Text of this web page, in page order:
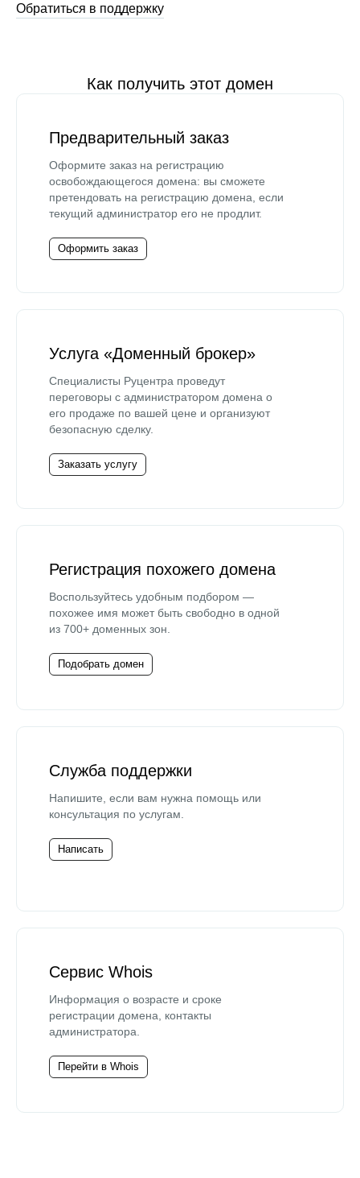
Обратиться в поддержку
Как получить этот домен
Предварительный заказ
Оформите заказ на регистрацию
освобождающегося домена: вы сможете
претендовать на регистрацию домена, если
текущий администратор его не продлит.
Оформить заказ
Услуга «Доменный брокер»
Специалисты Руцентра проведут
переговоры с администратором домена о
его продаже по вашей цене и организуют
безопасную сделку.
Заказать услугу
Регистрация похожего домена
Воспользуйтесь удобным подбором —
похожее имя может быть свободно в одной
из 700+ доменных зон.
Подобрать домен
Служба поддержки
Напишите, если вам нужна помощь или
консультация по услугам.
Написать
Сервис Whois
Информация о возрасте и сроке
регистрации домена, контакты
администратора.
Перейти в Whois